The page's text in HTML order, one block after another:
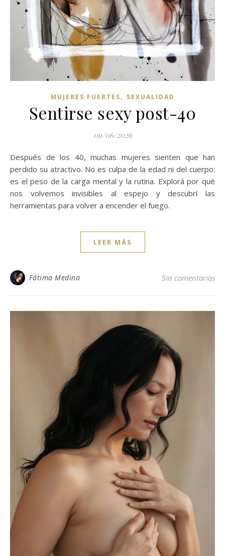
MUJERES FUERTES, SEXUALIDAD
Sentirse sexy post-40
09/06/2026
Después de los 40, muchas mujeres sienten que han
perdido su atractivo. No es culpa de la edad ni del cuerpo:
es el peso de la carga mental y la rutina. Explorá por qué
nos volvemos invisibles al espejo y descubrí las
herramientas para volver a encender el fuego.
LEER MÁS
Fátima Medina Sin comentarios